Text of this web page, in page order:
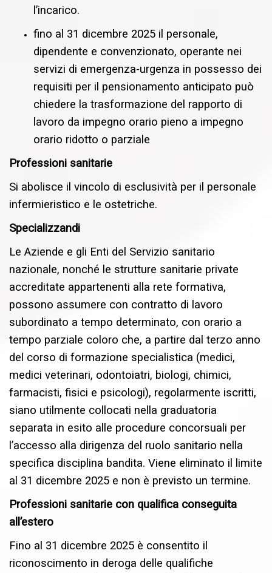
l’incarico.
fino al 31 dicembre 2025 il personale,
dipendente e convenzionato, operante nei
servizi di emergenza-urgenza in possesso dei
requisiti per il pensionamento anticipato può
chiedere la trasformazione del rapporto di
lavoro da impegno orario pieno a impegno
orario ridotto o parziale
Professioni sanitarie
Si abolisce il vincolo di esclusività per il personale
infermieristico e le ostetriche.
Specializzandi
Le Aziende e gli Enti del Servizio sanitario
nazionale, nonché le strutture sanitarie private
accreditate appartenenti alla rete formativa,
possono assumere con contratto di lavoro
subordinato a tempo determinato, con orario a
tempo parziale coloro che, a partire dal terzo anno
del corso di formazione specialistica (medici,
medici veterinari, odontoiatri, biologi, chimici,
farmacisti, fisici e psicologi), regolarmente iscritti,
siano utilmente collocati nella graduatoria
separata in esito alle procedure concorsuali per
l’accesso alla dirigenza del ruolo sanitario nella
specifica disciplina bandita. Viene eliminato il limite
al 31 dicembre 2025 e non è previsto un termine.
Professioni sanitarie con qualifica conseguita
all’estero
Fino al 31 dicembre 2025 è consentito il
riconoscimento in deroga delle qualifiche